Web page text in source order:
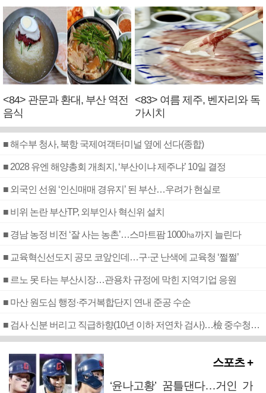
<84> 관문과 환대, 부산 역전
음식
<83> 여름 제주, 벤자리와 독
가시치
■ 해수부 청사, 북항 국제여객터미널 옆에 선다(종합)
■ 2028 유엔 해양총회 개최지, ‘부산이냐 제주냐’ 10일 결정
■ 외국인 선원 ‘인신매매 경유지’ 된 부산…우려가 현실로
■ 비위 논란 부산TP, 외부인사 혁신위 설치
■ 경남 농정 비전 ‘잘 사는 농촌’…스마트팜 1000㏊까지 늘린다
■ 교육혁신선도지 공모 코앞인데…구·군 난색에 교육청 ‘쩔쩔’
■ 르노 못 타는 부산시장…관용차 규정에 막힌 지역기업 응원
■ 마산 원도심 행정·주거복합단지 연내 준공 수순
■ 검사 신분 버리고 직급하향(10년 이하 저연차 검사)…檢 중수청행 기피
스포츠 +
‘윤나고황’ 꿈틀댄다…거인 가